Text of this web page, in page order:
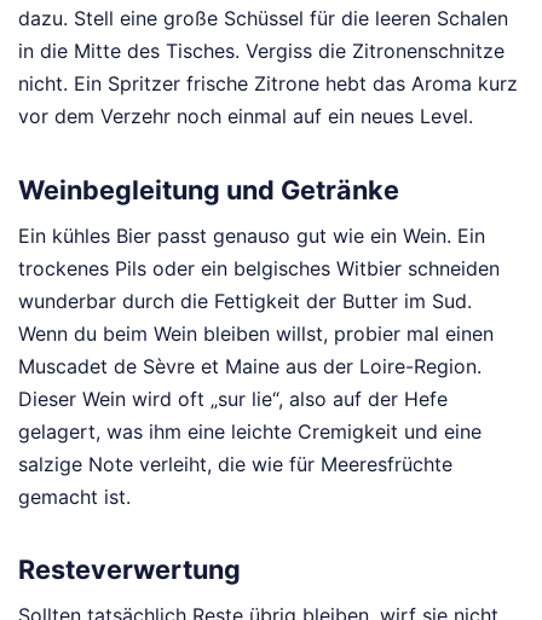
dazu. Stell eine große Schüssel für die leeren Schalen
in die Mitte des Tisches. Vergiss die Zitronenschnitze
nicht. Ein Spritzer frische Zitrone hebt das Aroma kurz
vor dem Verzehr noch einmal auf ein neues Level.
Weinbegleitung und Getränke
Ein kühles Bier passt genauso gut wie ein Wein. Ein
trockenes Pils oder ein belgisches Witbier schneiden
wunderbar durch die Fettigkeit der Butter im Sud.
Wenn du beim Wein bleiben willst, probier mal einen
Muscadet de Sèvre et Maine aus der Loire-Region.
Dieser Wein wird oft „sur lie“, also auf der Hefe
gelagert, was ihm eine leichte Cremigkeit und eine
salzige Note verleiht, die wie für Meeresfrüchte
gemacht ist.
Resteverwertung
Sollten tatsächlich Reste übrig bleiben, wirf sie nicht